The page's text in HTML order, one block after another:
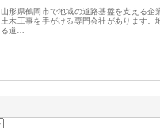
山形県鶴岡市で地域の道路基盤を支える企
土木工事を手がける専門会社があります。
る道…